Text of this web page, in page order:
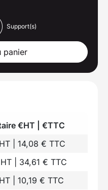
Support(s)
panier
€HT | €TTC
| 14,08 € TTC
| 34,61 € TTC
| 10,19 € TTC